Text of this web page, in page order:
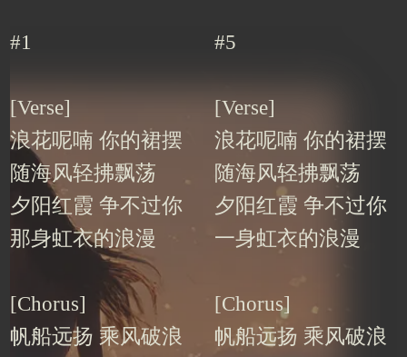
#1
[Verse]
浪花呢喃 你的裙摆
随海风轻拂飘荡
夕阳红霞 争不过你
那身虹衣的浪漫
[Chorus]
帆船远扬 乘风破浪
#5
[Verse]
浪花呢喃 你的裙摆
随海风轻拂飘荡
夕阳红霞 争不过你
一身虹衣的浪漫
[Chorus]
帆船远扬 乘风破浪